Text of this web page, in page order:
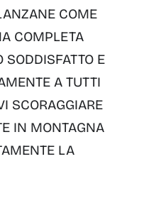
COME
COMPLETA
SODDISFATTO E
A TUTTI
SCORAGGIARE
IN MONTAGNA
LA